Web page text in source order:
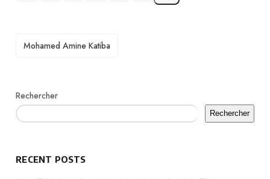
TAGS
Mohamed Amine Katiba
Rechercher
Rechercher
RECENT POSTS